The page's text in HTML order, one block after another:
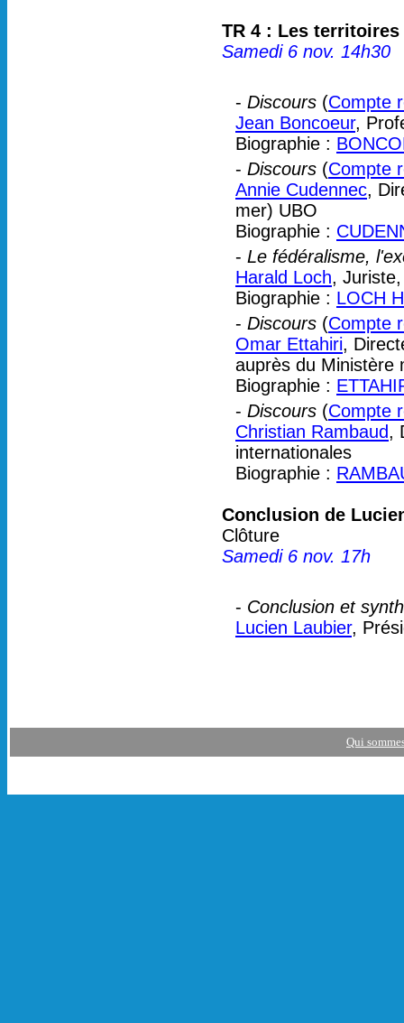
TR 4 : Les
Samedi 6 nov. 14h30
- Discours (Compte
Jean Boncoeur,
Biographie :
- Discours (Compte
Annie Cudennec,
mer) UBO
Biographie :
- Le fédéralisme,
Harald Loch,
Biographie : LOCH
- Discours (Compte
Omar Ettahiri,
auprès du Ministère
Biographie :
- Discours (Compte
Christian Rambaud,
internationales
Biographie :
Conclusion de
Clôture
Samedi 6 nov. 17h
- Conclusion et
Lucien Laubier,
Qui